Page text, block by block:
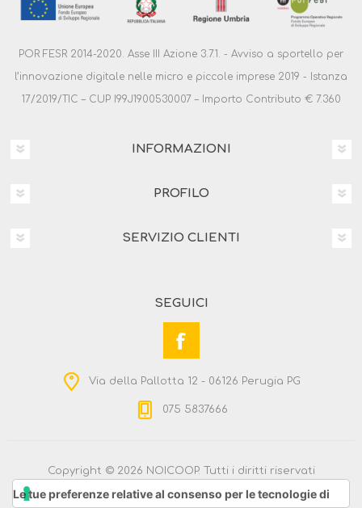
POR FESR 2014-2020. Asse III Azione 3.7.1. - Avviso a sportello per
l’innovazione digitale nelle micro e piccole imprese 2019 - Istanza
17/2019/TIC – CUP I99J1900530007 – Importo Contributo € 7.360
INFORMAZIONI
PROFILO
SERVIZIO CLIENTI
SEGUICI
Via della Pallotta 12 - 06126 Perugia PG
075 5837666
Copyright © 2026 NOICOOP. Tutti i diritti riservati
Le tue preferenze relative al consenso per le tecnologie di